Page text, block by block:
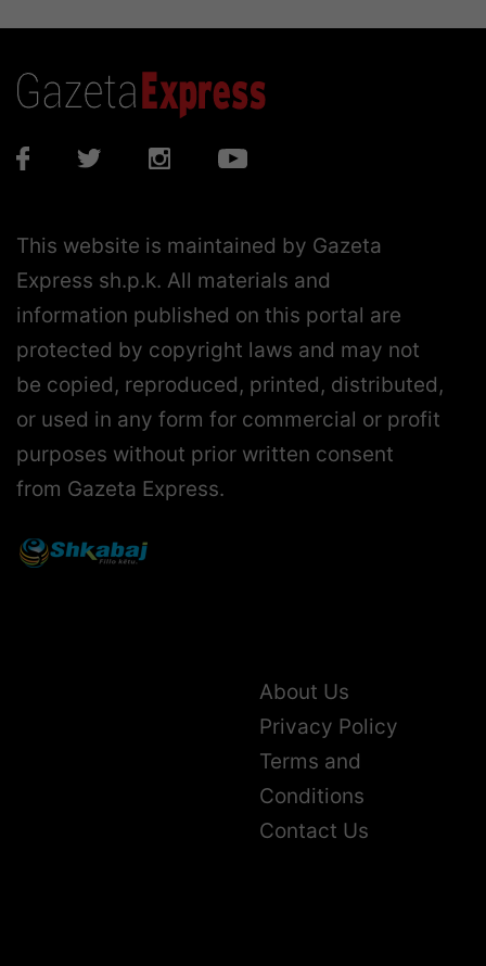
This website is maintained by Gazeta
Express sh.p.k. All materials and
information published on this portal are
protected by copyright laws and may not
be copied, reproduced, printed, distributed,
or used in any form for commercial or profit
purposes without prior written consent
from Gazeta Express.
About Us
Privacy Policy
Terms and
Conditions
Contact Us